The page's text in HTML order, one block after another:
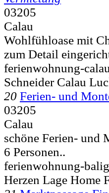
03205
Calau
Wohlfühloase mit
zum Detail
ferienwohnung-
Schneider Calau
20 Ferien- und
03205
Calau
schöne Ferien- und
6 Personen..
ferienwohnung-
Herzen Lage Home